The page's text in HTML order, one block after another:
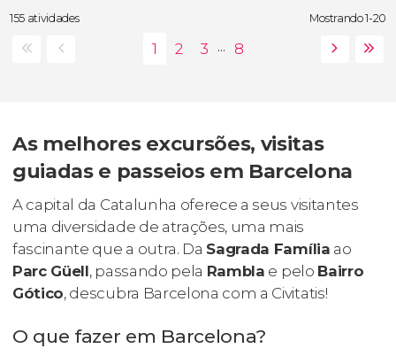
155 atividades Mostrando 1-20
...
As melhores excursões, visitas
guiadas e passeios em Barcelona
A capital da Catalunha oferece a seus visitantes
uma diversidade de atrações, uma mais
fascinante que a outra. Da Sagrada Família ao
Parc Güell, passando pela Rambla e pelo Bairro
Gótico, descubra Barcelona com a Civitatis!
O que fazer em Barcelona?